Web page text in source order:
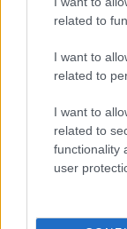
related to
I want to
related to
I want to
related to
functionality
user
“alle
13.10 La
con Kiev
missile
15.00
volta il